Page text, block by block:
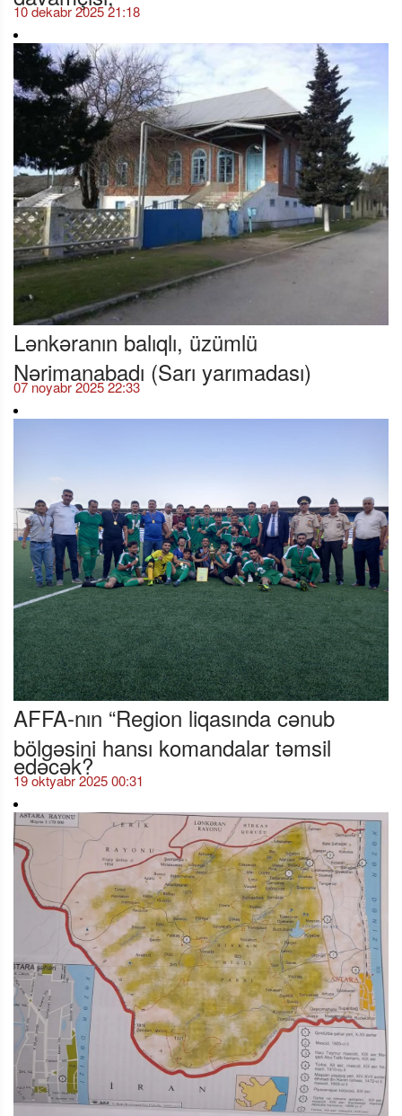
10 dekabr 2025 21:18
Lənkəranın balıqlı, üzümlü
Nərimanabadı (Sarı yarımadası)
07 noyabr 2025 22:33
AFFA-nın “Region liqasında cənub
bölgəsini hansı komandalar təmsil
edəcək?
19 oktyabr 2025 00:31